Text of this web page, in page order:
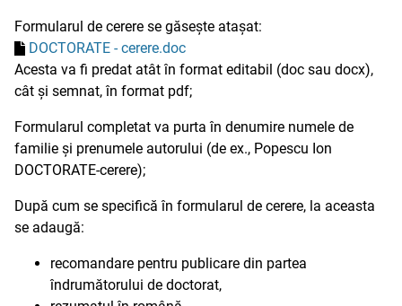
Formularul de cerere se găsește atașat:
DOCTORATE - cerere.doc
Acesta va fi predat atât în format editabil (doc sau docx),
cât și semnat, în format pdf;
Formularul completat va purta în denumire numele de
familie și prenumele autorului (de ex., Popescu Ion
DOCTORATE-cerere);
După cum se specifică în formularul de cerere, la aceasta
se adaugă:
recomandare pentru publicare din partea
îndrumătorului de doctorat,